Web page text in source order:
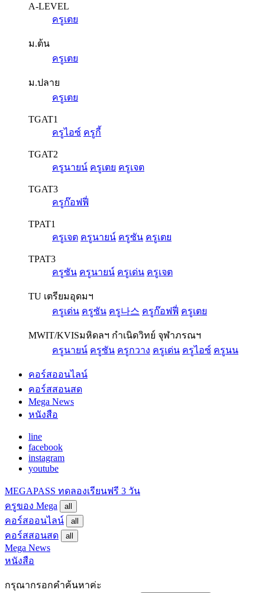
A-LEVEL
ครูเตย
ม.ต้น
ครูเตย
ม.ปลาย
ครูเตย
TGAT1
ครูไอซ์ ครูกี้
TGAT2
ครูนายน์ ครูเตย ครูเจต
TGAT3
ครูก๊อฟฟี่
TPAT1
ครูเจต ครูนายน์ ครูซัน ครูเตย
TPAT3
ครูซัน ครูนายน์ ครูเด่น ครูเจต
TU เตรียมอุดมฯ
ครูเด่น ครูซัน ครู나스 ครูก๊อฟฟี่ ครูเตย
MWIT/KVISมหิดลฯ กำเนิดวิทย์ จุฬาภรณฯ
ครูนายน์ ครูซัน ครูกวาง ครูเด่น ครูไอซ์ ครูนน
คอร์สออนไลน์
คอร์สสอนสด
Mega News
หนังสือ
line
facebook
instagram
youtube
MEGAPASS ทดลองเรียนฟรี 3 วัน
ครูของ Mega
all
คอร์สออนไลน์ all
คอร์สสอนสด all
Mega News
หนังสือ
กรุณากรอกคำค้นหาค่ะ